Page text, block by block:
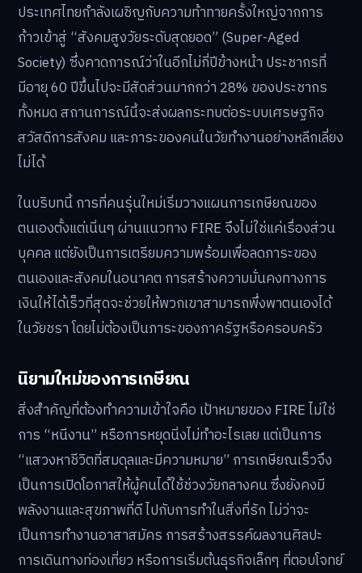
ประเทศไทยกำลังเผชิญกับความท้าทายครั้งใหญ่จากการ
ก้าวเข้าสู่ “สังคมสูงวัยระดับสุดยอด” (Super-Aged
Society) ซึ่งคาดการณ์ว่าในอีกไม่กี่ปีข้างหน้า ประชากรที่
มีอายุ 60 ปีขึ้นไปจะมีสัดส่วนมากกว่า 28% ของประชากร
ทั้งหมด สถานการณ์นี้จะส่งผลกระทบต่อระบบเศรษฐกิจ
สวัสดิการสังคม และภาระของคนในวัยทำงานอย่างหลีกเลี่ยง
ไม่ได้
ในบริบทนี้ การที่คนรุ่นใหม่เริ่มวางแผนการเกษียณของ
ตนเองตั้งแต่เนิ่นๆ ผ่านแนวทาง FIRE จึงไม่ใช่แค่เรื่องส่วน
บุคคล แต่ยังเป็นการเตรียมความพร้อมเพื่อลดภาระของ
ตนเองและสังคมในอนาคต การสร้างความมั่นคงทางการ
เงินให้ได้เร็วที่สุดจะช่วยให้พวกเขาสามารถพึ่งพาตนเองได้
ในวัยชรา โดยไม่ต้องเป็นภาระของภาครัฐหรือครอบครัว
นิยามใหม่ของการเกษียณ
สิ่งสำคัญที่ต้องทำความเข้าใจคือ เป้าหมายของ FIRE ไม่ใช่
การ “หนีงาน” หรือการหยุดนิ่งไม่ทำอะไรเลย แต่เป็นการ
“แสวงหาชีวิตที่สมดุลและมีความหมาย” การเกษียณเร็วจึง
เป็นการเปิดโอกาสให้ผู้คนได้ใช้ช่วงวัยกลางคน ซึ่งยังคงมี
พลังงานและสุขภาพที่ดี ไปกับการทำในสิ่งที่รัก ไม่ว่าจะ
เป็นการทำงานอาสาสมัคร การสร้างสรรค์ผลงานศิลปะ
การเดินทางท่องเที่ยว หรือการเริ่มต้นธุรกิจเล็กๆ ที่ตอบโจทย์